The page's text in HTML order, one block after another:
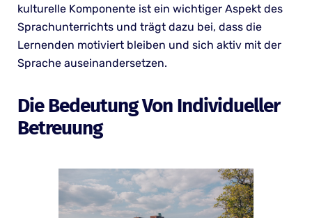
kulturelle Komponente ist ein wichtiger Aspekt des
Sprachunterrichts und trägt dazu bei, dass die
Lernenden motiviert bleiben und sich aktiv mit der
Sprache auseinandersetzen.
Die Bedeutung Von Individueller
Betreuung